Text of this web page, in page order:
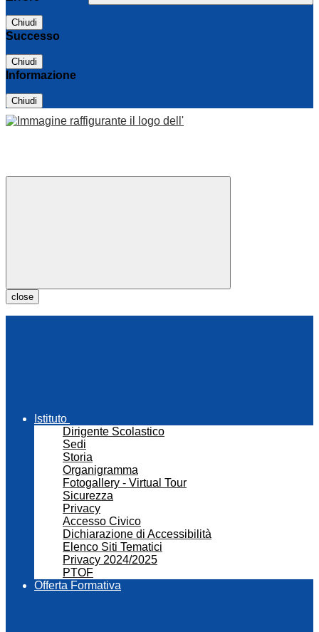
Chiudi
Successo
Chiudi
Informazione
Chiudi
close
Istituto
Dirigente Scolastico
Sedi
Storia
Organigramma
Fotogallery - Virtual Tour
Sicurezza
Privacy
Accesso Civico
Dichiarazione di Accessibilità
Elenco Siti Tematici
Privacy 2024/2025
PTOF
Offerta Formativa